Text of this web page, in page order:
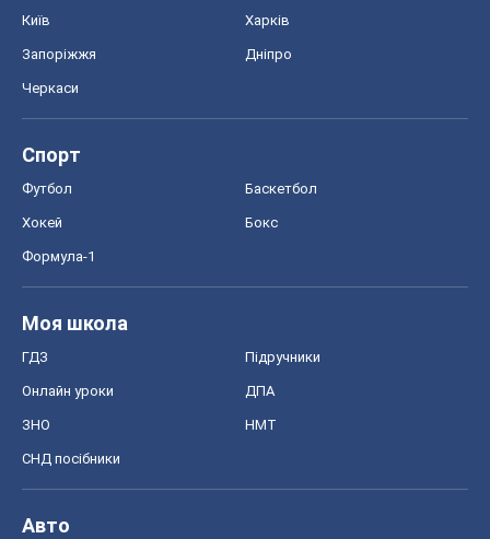
Київ Харків
Запоріжжя Дніпро
Черкаси
Спорт
Футбол Баскетбол
Хокей Бокс
Формула-1
Моя школа
ГДЗ Підручники
Онлайн уроки ДПА
ЗНО НМТ
СНД посібники
Авто